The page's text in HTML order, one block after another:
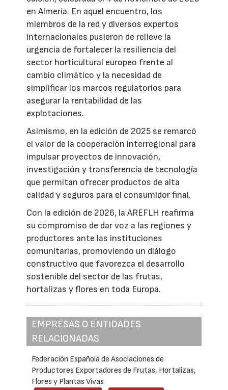
en Almería. En aquel encuentro, los
miembros de la red y diversos expertos
internacionales pusieron de relieve la
urgencia de fortalecer la resiliencia del
sector horticultural europeo frente al
cambio climático y la necesidad de
simplificar los marcos regulatorios para
asegurar la rentabilidad de las
explotaciones.
Asimismo, en la edición de 2025 se remarcó
el valor de la cooperación interregional para
impulsar proyectos de innovación,
investigación y transferencia de tecnología
que permitan ofrecer productos de alta
calidad y seguros para el consumidor final.
Con la edición de 2026, la AREFLH reafirma
su compromiso de dar voz a las regiones y
productores ante las instituciones
comunitarias, promoviendo un diálogo
constructivo que favorezca el desarrollo
sostenible del sector de las frutas,
hortalizas y flores en toda Europa.
EMPRESAS O ENTIDADES
RELACIONADAS
Federación Española de Asociaciones de
Productores Exportadores de Frutas, Hortalizas,
Flores y Plantas Vivas